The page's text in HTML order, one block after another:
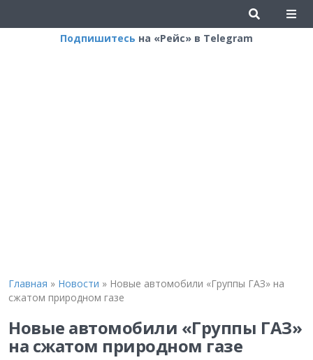
Подпишитесь на «Рейс» в Telegram
Главная » Новости » Новые автомобили «Группы ГАЗ» на
сжатом природном газе
Новые автомобили «Группы ГАЗ»
на сжатом природном газе